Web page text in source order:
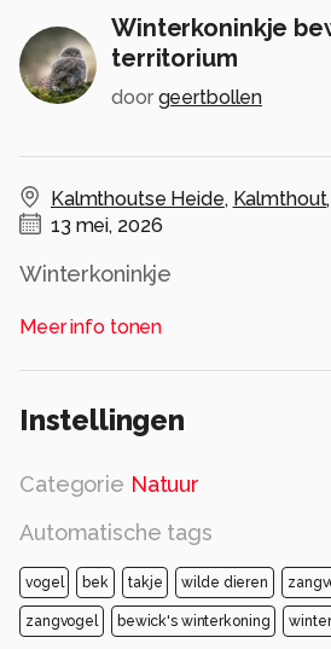
Winterkoninkje
territorium
door geertbollen
Kalmthoutse Heide, Kalmthout,
13 mei, 2026
Winterkoninkje
Alle rechten voorbehouden
Meer info tonen
Instellingen
Categorie Natuur
Automatische tags
vogel bek takje wilde dieren
zangvogel bewick's winterkoning